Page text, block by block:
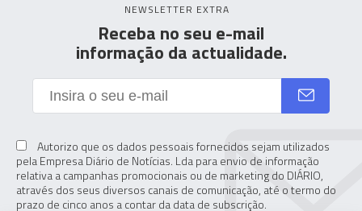
NEWSLETTER EXTRA
Receba no seu e-mail
informação da actualidade.
Autorizo que os dados pessoais fornecidos sejam utilizados
pela Empresa Diário de Notícias. Lda para envio de informação
relativa a campanhas promocionais ou de marketing do DIÁRIO,
através dos seus diversos canais de comunicação, até o termo do
prazo de cinco anos a contar da data de subscrição.